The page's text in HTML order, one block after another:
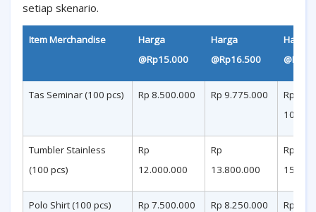
setiap skenario.
Item Merchandise
Harga
@Rp15.000
Harga
@Rp16.500
Harga
Tas Seminar (100 pcs) Rp 8.500.000 Rp 9.775.000
Rp
Tumbler Stainless
(100 pcs)
Rp
12.000.000
Rp
13.800.000
Rp
Polo Shirt (100 pcs) Rp 7.500.000 Rp 8.250.000 Rp